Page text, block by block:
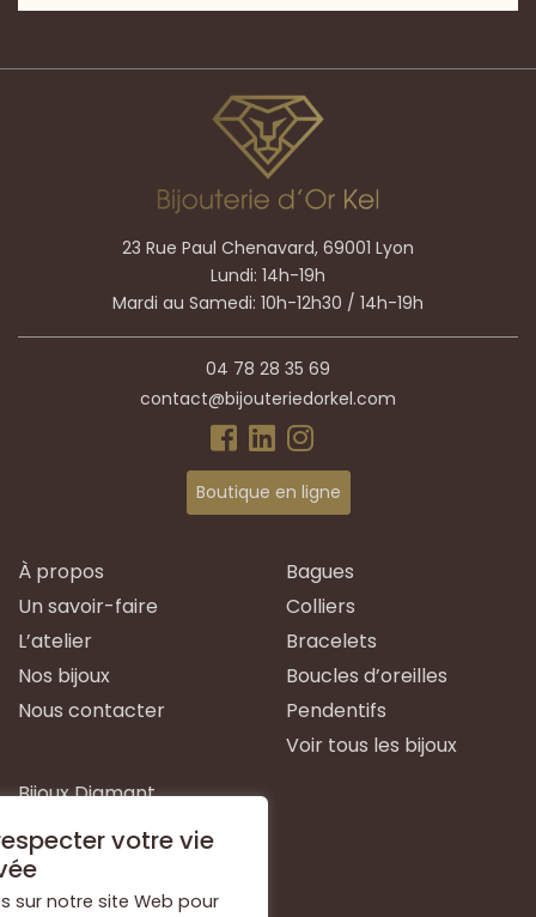
23 Rue Paul Chenavard, 69001 Lyon
Lundi: 14h-19h
Mardi au Samedi: 10h-12h30 / 14h-19h
04 78 28 35 69
contact@bijouteriedorkel.com
Boutique en ligne
À propos
Un savoir-faire
L’atelier
Nos bijoux
Nous contacter
Bagues
Colliers
Bracelets
Boucles d’oreilles
Pendentifs
Voir tous les bijoux
Bijoux Diamant
Bijoux Emeraude
Bijoux Or Blanc
Bijoux Or Jaune
votre vie
sur notre site Web pour